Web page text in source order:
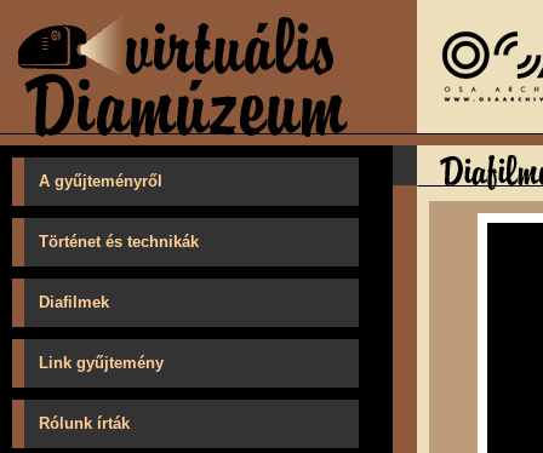
A gyűjteményről
Történet és technikák
Diafilmek
Link gyűjtemény
Rólunk írták